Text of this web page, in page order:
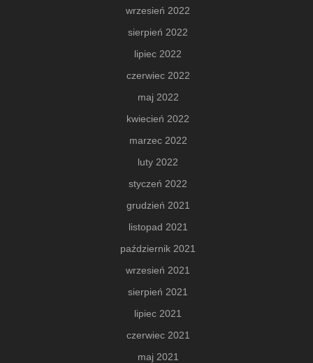
wrzesień 2022
sierpień 2022
lipiec 2022
czerwiec 2022
maj 2022
kwiecień 2022
marzec 2022
luty 2022
styczeń 2022
grudzień 2021
listopad 2021
październik 2021
wrzesień 2021
sierpień 2021
lipiec 2021
czerwiec 2021
maj 2021